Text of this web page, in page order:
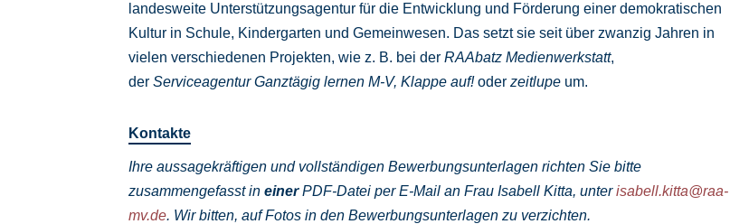
landesweite Unterstützungsagentur für die Entwicklung und Förderung einer demokratischen
Kultur in Schule, Kindergarten und Gemeinwesen. Das setzt sie seit über zwanzig Jahren in
vielen verschiedenen Projekten, wie z. B. bei der RAAbatz Medienwerkstatt,
der Serviceagentur Ganztägig lernen M-V, Klappe auf!oder zeitlupe um.
Kontakte
Ihre aussagekräftigen und vollständigen Bewerbungsunterlagen richten Sie bitte
zusammengefasst in einerPDF-Datei per E-Mail an Frau Isabell Kitta, unterisabell.kitta@raa-
mv.de. Wir bitten, auf Fotos in den Bewerbungsunterlagen zu verzichten.